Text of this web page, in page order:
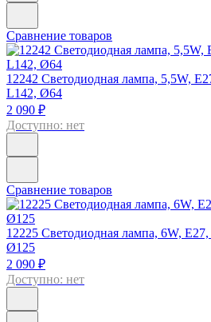
Сравнение товаров
12242 Светодиодная лампа, 5,5W,
L142, Ø64
2 090 ₽
Доступно: нет
Сравнение товаров
12225 Светодиодная лампа, 6W,
Ø125
2 090 ₽
Доступно: нет